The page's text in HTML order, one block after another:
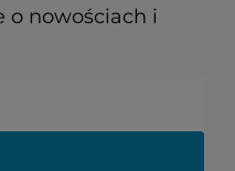
o nowościach i